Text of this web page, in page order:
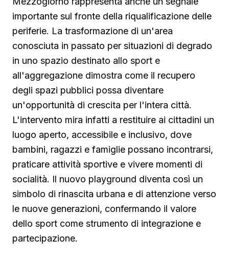
importante sul fronte della riqualificazione delle
periferie. La trasformazione di un'area
conosciuta in passato per situazioni di degrado
in uno spazio destinato allo sport e
all'aggregazione dimostra come il recupero
degli spazi pubblici possa diventare
un'opportunità di crescita per l'intera città.
L'intervento mira infatti a restituire ai cittadini un
luogo aperto, accessibile e inclusivo, dove
bambini, ragazzi e famiglie possano incontrarsi,
praticare attività sportive e vivere momenti di
socialità. Il nuovo playground diventa così un
simbolo di rinascita urbana e di attenzione verso
le nuove generazioni, confermando il valore
dello sport come strumento di integrazione e
partecipazione.